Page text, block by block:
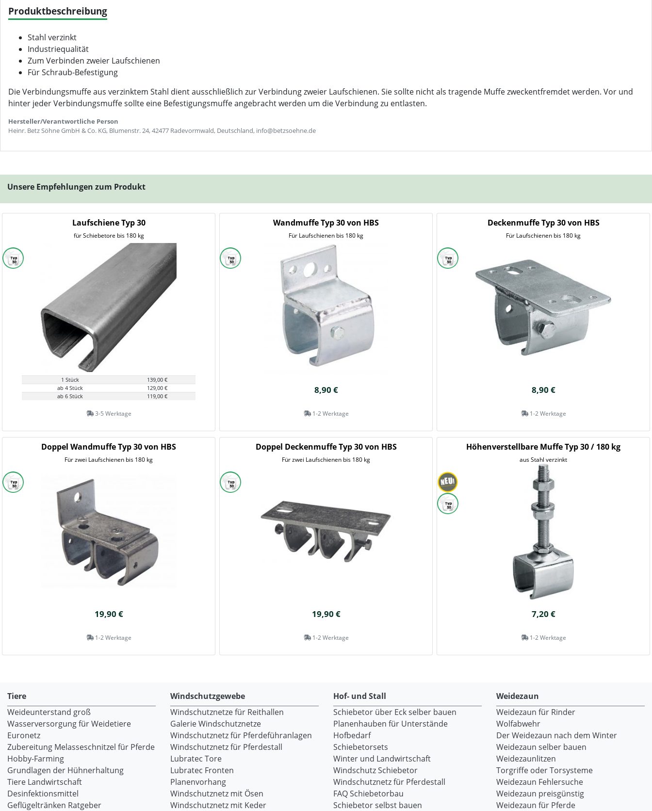
Produktbeschreibung
Stahl verzinkt
Industriequalität
Zum Verbinden zweier Laufschienen
Für Schraub-Befestigung
Die Verbindungsmuffe aus verzinktem Stahl dient ausschließlich zur Verbindung zweier Laufschienen. Sie sollte nicht als tragende Muffe zweckentfremdet werden. Vor und
hinter jeder Verbindungsmuffe sollte eine Befestigungsmuffe angebracht werden um die Verbindung zu entlasten.
Hersteller/Verantwortliche Person
Heinr. Betz Söhne GmbH & Co. KG, Blumenstr. 24, 42477 Radevormwald, Deutschland, info@betzsoehne.de
Unsere Empfehlungen zum Produkt
Laufschiene Typ 30
für Schiebetore bis 180 kg
1 Stück
139,00 €
ab 4 Stück
129,00 €
ab 6 Stück
119,00 €
3-5 Werktage
Wandmuffe Typ 30 von HBS
Für Laufschienen bis 180 kg
8,90 €
1-2 Werktage
Deckenmuffe Typ 30 von HBS
Für Laufschienen bis 180 kg
8,90 €
1-2 Werktage
Doppel Wandmuffe Typ 30 von HBS
Für zwei Laufschienen bis 180 kg
19,90 €
1-2 Werktage
Doppel Deckenmuffe Typ 30 von HBS
Für zwei Laufschienen bis 180 kg
19,90 €
1-2 Werktage
Höhenverstellbare Muffe Typ 30 / 180 kg
aus Stahl verzinkt
7,20 €
1-2 Werktage
Tiere
Weideunterstand groß
Wasserversorgung für Weidetiere
Euronetz
Zubereitung Melasseschnitzel für Pferde
Hobby-Farming
Grundlagen der Hühnerhaltung
Tiere Landwirtschaft
Desinfektionsmittel
Geflügeltränken Ratgeber
Windschutzgewebe
Windschutznetze für Reithallen
Galerie Windschutznetze
Windschutznetz für Pferdeführanlagen
Windschutznetz für Pferdestall
Lubratec Tore
Lubratec Fronten
Planenvorhang
Windschutznetz mit Ösen
Windschutznetz mit Keder
Hof- und Stall
Schiebetor über Eck selber bauen
Planenhauben für Unterstände
Hofbedarf
Schiebetorsets
Winter und Landwirtschaft
Windschutz Schiebetor
Windschutznetz für Pferdestall
FAQ Schiebetorbau
Schiebetor selbst bauen
Weidezaun
Weidezaun für Rinder
Wolfabwehr
Der Weidezaun nach dem Winter
Weidezaun selber bauen
Weidezaunlitzen
Torgriffe oder Torsysteme
Weidezaun Fehlersuche
Weidezaun preisgünstig
Weidezaun für Pferde